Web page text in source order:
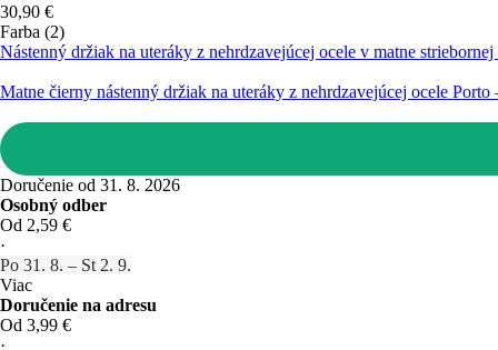
30,90 €
Farba (2)
Nástenný držiak na uteráky z nehrdzavejúcej ocele v matne
Matne čierny nástenný držiak na uteráky z nehrdzavejúcej ocele Porto
Doručenie od 31. 8. 2026
Osobný odber
Od 2,59 €
·
Po 31. 8. – St 2. 9.
Viac
Doručenie na adresu
Od 3,99 €
·